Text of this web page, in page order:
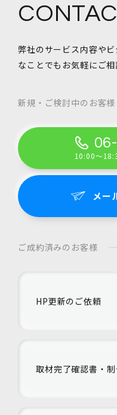
弊社のサービス内容やビ
なことでもお気軽にご
新規・ご検討中のお客様
10:00～
メー
ご成約済みのお客様
HP更新のご依頼
取材完了確認書・